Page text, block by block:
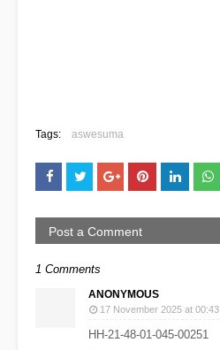
Tags: aswesuma
Post a Comment
1 Comments
ANONYMOUS
17 November 2025 at 00:43
HH-21-48-01-045-00251